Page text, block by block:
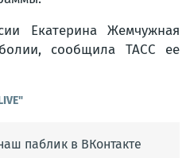
Екатерина Жемчужная
сообщила ТАСС ее
паблик в ВКонтакте